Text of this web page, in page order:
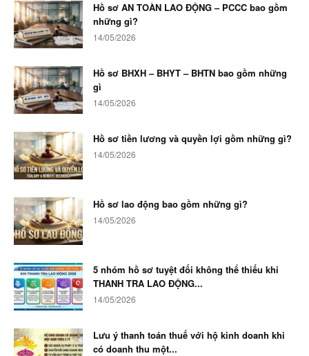
Hồ sơ AN TOÀN LAO ĐỘNG – PCCC bao gồm
những gì?
14/05/2026
Hồ sơ BHXH – BHYT – BHTN bao gồm những
gì
14/05/2026
Hồ sơ tiền lương và quyền lợi gồm những gì?
14/05/2026
Hồ sơ lao động bao gồm những gì?
14/05/2026
5 nhóm hồ sơ tuyệt đối không thể thiếu khi
THANH TRA LAO ĐỘNG...
14/05/2026
Lưu ý thanh toán thuế với hộ kinh doanh khi
có doanh thu một...